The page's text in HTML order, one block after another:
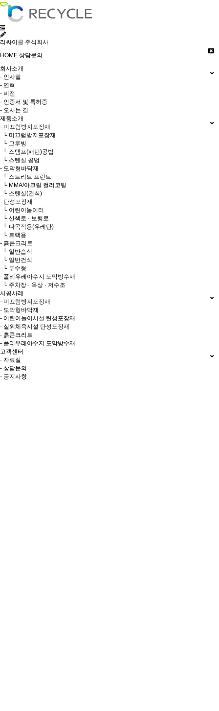
리싸이클 주식회사
HOME 상담문의
회사소개
- 인사말
- 연혁
- 비전
- 인증서 및 특허증
- 오시는 길
제품소개
- 미끄럼방지포장재
└ 미끄럼방지포장재
└ 그루빙
└ 스탬프(패턴)공법
└ 스텐실 공법
- 도막형바닥재
└ 스트리트 프린트
└ MMA/아크릴 컬러코팅
└ 스텐실(건식)
- 탄성포장재
└ 어린이놀이터
└ 산책로 · 보행로
└ 다목적용(우레탄)
└ 트랙용
- 흙콘크리트
└ 일반습식
└ 일반건식
└ 투수형
- 폴리우레아수지 도막방수재
└ 주차장 · 옥상 · 저수조
시공사례
- 미끄럼방지포장재
- 도막형바닥재
- 어린이놀이시설 탄성포장재
- 실외체육시설 탄성포장재
- 흙콘크리트
- 폴리우레아수지 도막방수재
고객센터
- 자료실
- 상담문의
- 공지사항